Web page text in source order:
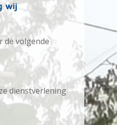
wij
de volgende
dienstverlening